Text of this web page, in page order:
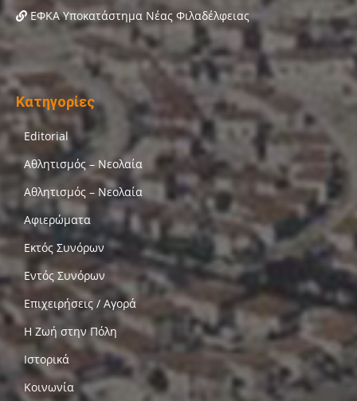
ΕΦΚΑ Υποκατάστημα Νέας Φιλαδέλφειας
Κατηγορίες
Editorial
Αθλητισμός – Νεολαία
Αθλητισμός – Νεολαία
Αφιερώματα
Εκτός Συνόρων
Εντός Συνόρων
Επιχειρήσεις / Αγορά
Η Ζωή στην Πόλη
Ιστορικά
Κοινωνία